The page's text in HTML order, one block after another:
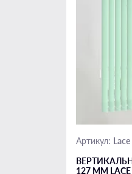
Артикул:
127 ММ LACE